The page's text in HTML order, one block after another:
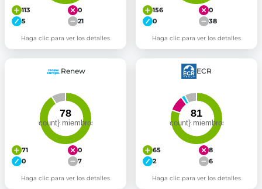
113
0
5
21
Haga clic para ver los detalles
156
0
0
38
Haga clic para ver los detalles
Renew
71
0
0
7
Haga clic para ver los detalles
ECR
65
8
2
6
Haga clic para ver los detalles